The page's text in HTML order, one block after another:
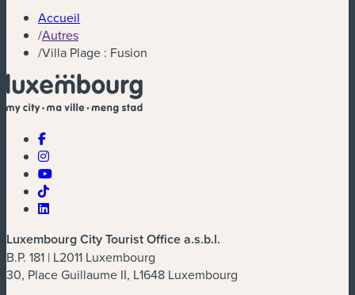
Accueil
/Autres
/Villa Plage : Fusion
Luxembourg City Tourist Office a.s.b.l.
B.P. 181 | L2011 Luxembourg
30, Place Guillaume II, L1648 Luxembourg